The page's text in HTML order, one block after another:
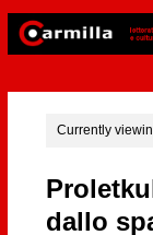
Currently
dallo